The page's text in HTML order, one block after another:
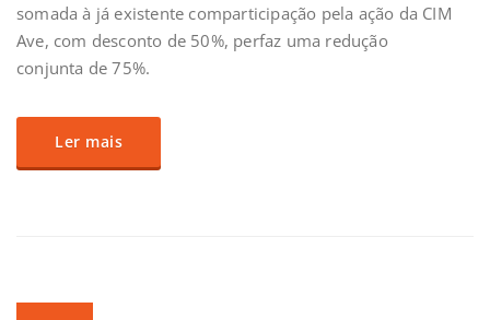
somada à já existente comparticipação pela ação da CIM
Ave, com desconto de 50%, perfaz uma redução
conjunta de 75%.
Ler mais